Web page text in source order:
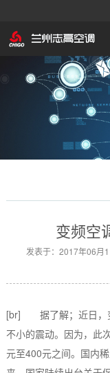
变频空
发表于：2017年06月
[br] 据了解；近日，
不小的震动。因为，此
元至400元之间。国内